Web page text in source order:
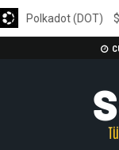
$0.818795